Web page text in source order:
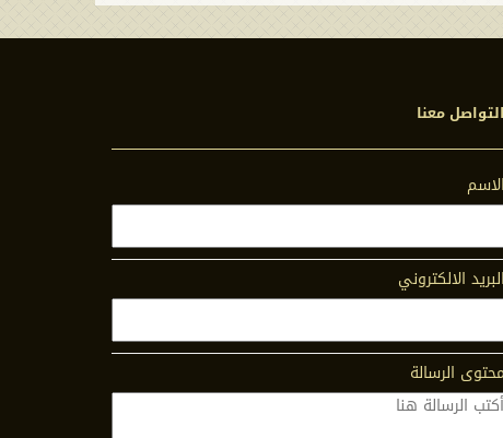
التواصل معنا
الاسم
البريد الالكتروني
محتوى الرسالة